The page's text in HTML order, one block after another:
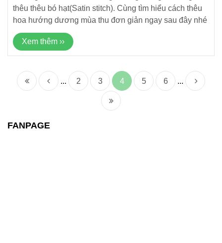
thêu thêu bó hạt(Satin stitch). Cùng tìm hiểu cách thêu
hoa hướng dương mùa thu đơn giản ngay sau đây nhé
Xem thêm ››
... 2 3 4 5 6 ...
FANPAGE